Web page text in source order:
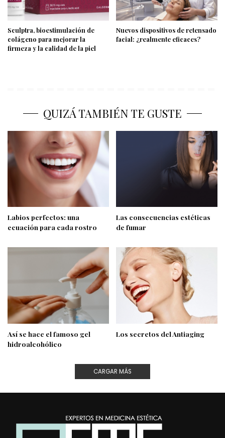
Sculptra, bioestimulación de
colágeno para mejorar la
firmeza y la calidad de la piel
Nuevos dispositivos de retensado
facial: ¿realmente eficaces?
QUIZÁ TAMBIÉN TE GUSTE
Labios perfectos: una
ecuación para cada rostro
Las consecuencias estéticas
de fumar
Así se hace el famoso gel
hidroalcohólico
Los secretos del Antiaging
CARGAR MÁS